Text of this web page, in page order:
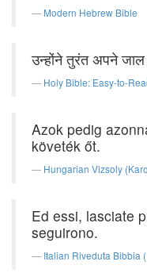
Modern Hebrew Bible
उन्होंने तुरंत अपने
Holy Bible: Easy-to-
Azok pedig
követék őt.
Hungarian Vizsoly
Ed essi, lasciate
seguirono.
Italian Riveduta Bibbia